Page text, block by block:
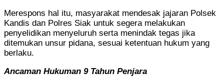
Merespons hal itu, masyarakat mendesak jajaran Polsek
Kandis dan Polres Siak untuk segera melakukan
penyelidikan menyeluruh serta menindak tegas jika
ditemukan unsur pidana, sesuai ketentuan hukum yang
berlaku.
Ancaman Hukuman 9 Tahun Penjara